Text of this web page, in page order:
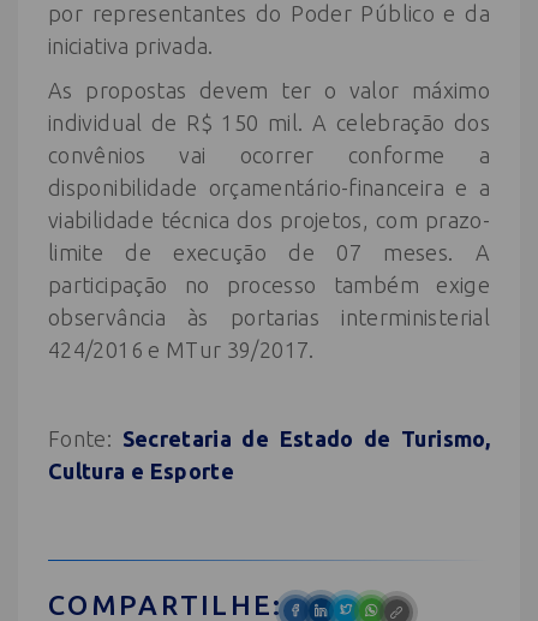
por representantes do Poder Público e da
iniciativa privada.
As propostas devem ter o valor máximo
individual de R$ 150 mil. A celebração dos
convênios vai ocorrer conforme a
disponibilidade orçamentário-financeira e a
viabilidade técnica dos projetos, com prazo-
limite de execução de 07 meses. A
participação no processo também exige
observância às portarias interministerial
424/2016 e MTur 39/2017.
Fonte: Secretaria de Estado de Turismo,
Cultura e Esporte
COMPARTILHE: